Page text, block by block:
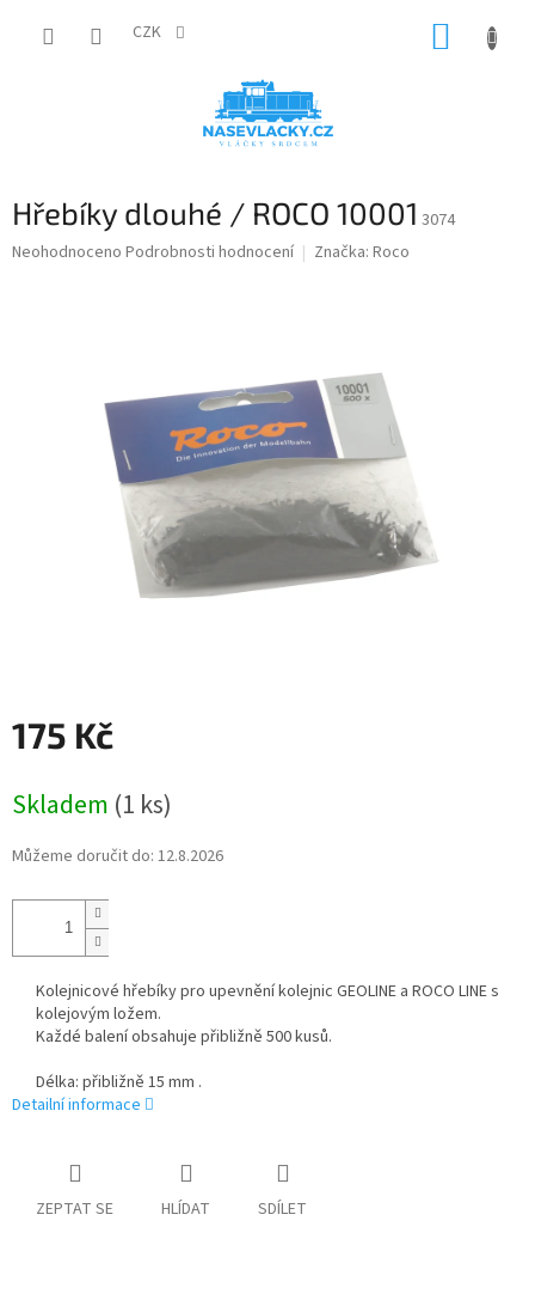
CZK
Hřebíky dlouhé / ROCO 10001 3074
Průměrné
Neohodnoceno Podrobnosti hodnocení Značka: Roco
175 Kč
cena:
Skladem (1 ks)
Můžeme doručit do: 12.8.2026
Kolejnicové hřebíky pro upevnění kolejnic GEOLINE a ROCO LINE s
kolejovým ložem.
Každé balení obsahuje přibližně 500 kusů.
Délka: přibližně 15 mm .
Detailní informace
ZEPTAT SE HLÍDAT SDÍLET